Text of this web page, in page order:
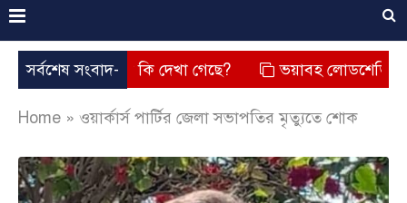
সর্বশেষ সংবাদ-
চেহারা কি দেখা গেছে? ভয়াবহ লোডশেডিং, বিদ্যুত –
Home » ওয়ার্কার্স পার্টির জেলা সভাপতির মৃত্যুতে শোক